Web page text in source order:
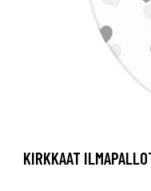
KIRKKAAT